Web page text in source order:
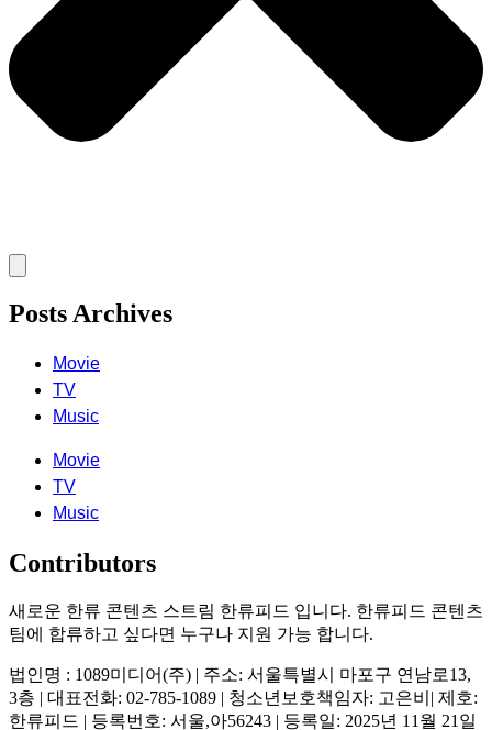
Posts Archives
Movie
TV
Music
Movie
TV
Music
Contributors
새로운 한류 콘텐츠 스트림 한류피드 입니다. 한류피드 콘텐츠
팀에 합류하고 싶다면 누구나 지원 가능 합니다.
법인명 : 1089미디어(주) | 주소: 서울특별시 마포구 연남로13,
3층 | 대표전화: 02-785-1089 | 청소년보호책임자: 고은비| 제호:
한류피드 | 등록번호: 서울,아56243 | 등록일: 2025년 11월 21일